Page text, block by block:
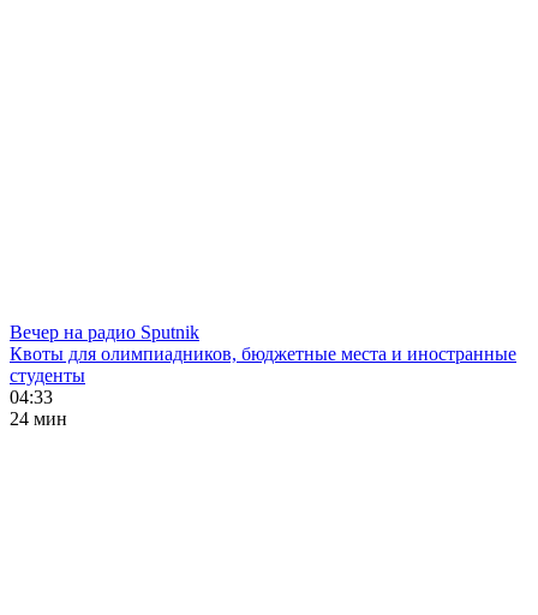
Вечер на радио Sputnik
Квоты для олимпиадников, бюджетные места и иностранные
студенты
04:33
24 мин